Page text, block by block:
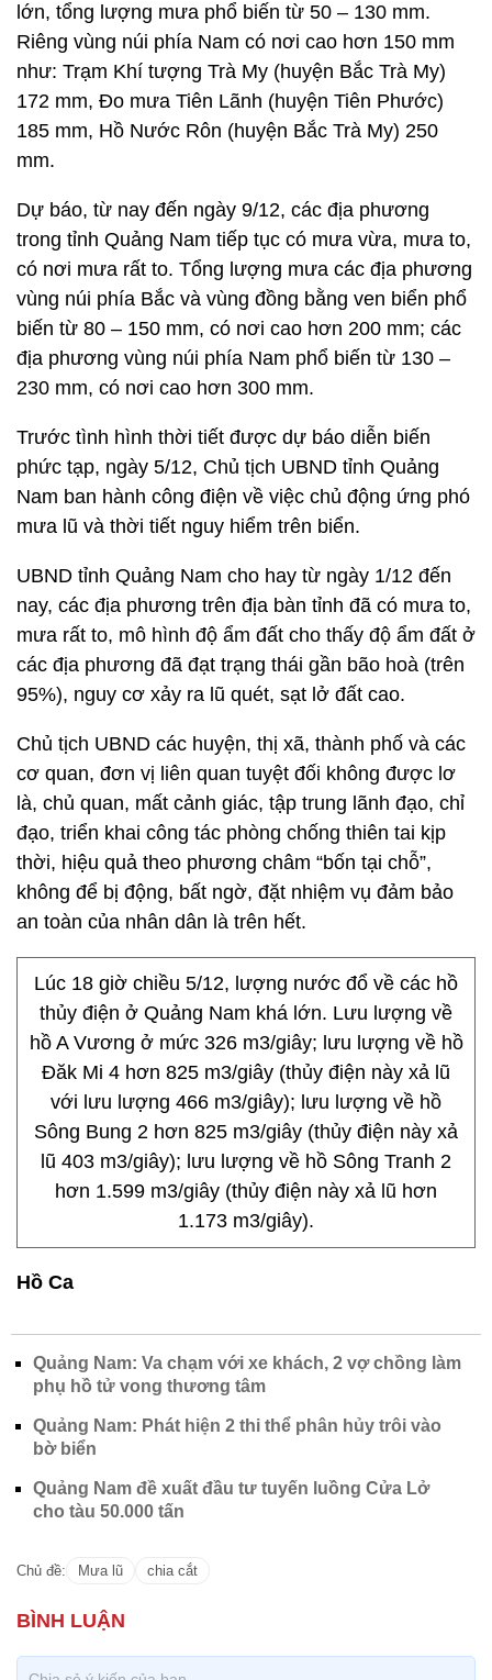
lớn, tổng lượng mưa phổ biến từ 50 – 130 mm.
Riêng vùng núi phía Nam có nơi cao hơn 150 mm
như: Trạm Khí tượng Trà My (huyện Bắc Trà My)
172 mm, Đo mưa Tiên Lãnh (huyện Tiên Phước)
185 mm, Hồ Nước Rôn (huyện Bắc Trà My) 250
mm.
Dự báo, từ nay đến ngày 9/12, các địa phương
trong tỉnh Quảng Nam tiếp tục có mưa vừa, mưa to,
có nơi mưa rất to. Tổng lượng mưa các địa phương
vùng núi phía Bắc và vùng đồng bằng ven biển phổ
biến từ 80 – 150 mm, có nơi cao hơn 200 mm; các
địa phương vùng núi phía Nam phổ biến từ 130 –
230 mm, có nơi cao hơn 300 mm.
Trước tình hình thời tiết được dự báo diễn biến
phức tạp, ngày 5/12, Chủ tịch UBND tỉnh Quảng
Nam ban hành công điện về việc chủ động ứng phó
mưa lũ và thời tiết nguy hiểm trên biển.
UBND tỉnh Quảng Nam cho hay từ ngày 1/12 đến
nay, các địa phương trên địa bàn tỉnh đã có mưa to,
mưa rất to, mô hình độ ẩm đất cho thấy độ ẩm đất ở
các địa phương đã đạt trạng thái gần bão hoà (trên
95%), nguy cơ xảy ra lũ quét, sạt lở đất cao.
Chủ tịch UBND các huyện, thị xã, thành phố và các
cơ quan, đơn vị liên quan tuyệt đối không được lơ
là, chủ quan, mất cảnh giác, tập trung lãnh đạo, chỉ
đạo, triển khai công tác phòng chống thiên tai kịp
thời, hiệu quả theo phương châm “bốn tại chỗ”,
không để bị động, bất ngờ, đặt nhiệm vụ đảm bảo
an toàn của nhân dân là trên hết.
Lúc 18 giờ chiều 5/12, lượng nước đổ về các hồ
thủy điện ở Quảng Nam khá lớn. Lưu lượng về
hồ A Vương ở mức 326 m3/giây; lưu lượng về hồ
Đăk Mi 4 hơn 825 m3/giây (thủy điện này xả lũ
với lưu lượng 466 m3/giây); lưu lượng về hồ
Sông Bung 2 hơn 825 m3/giây (thủy điện này xả
lũ 403 m3/giây); lưu lượng về hồ Sông Tranh 2
hơn 1.599 m3/giây (thủy điện này xả lũ hơn
1.173 m3/giây).
Hồ Ca
Quảng Nam: Va chạm với xe khách, 2 vợ chồng làm
phụ hồ tử vong thương tâm
Quảng Nam: Phát hiện 2 thi thể phân hủy trôi vào
bờ biển
Quảng Nam đề xuất đầu tư tuyến luồng Cửa Lở
cho tàu 50.000 tấn
Chủ đề: Mưa lũ chia cắt